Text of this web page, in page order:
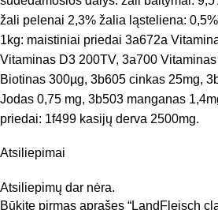
žali pelenai 2,3% žalia ląsteliena:
1kg: maistiniai priedai 3a672a
Vitaminas D3 200TV, 3a700
Biotinas 300µg, 3b605 cinkas 25mg,
Jodas 0,75 mg, 3b503 manganas
priedai: 1f499 kasijų derva 2500mg.
Atsiliepimai
Atsiliepimų dar nėra.
Būkite pirmas aprašęs “LandFleisch